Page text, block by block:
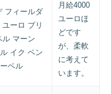
フィールダ
ーロ ブリ
ル マーン
イク ベン
ベル
月給4000
ユーロほ
どです
が、柔軟
に考えて
います。